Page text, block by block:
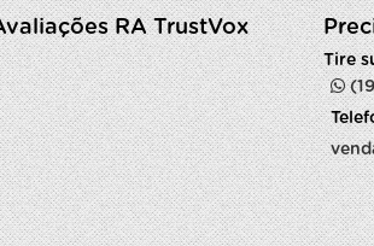
RA TrustVox
Tire